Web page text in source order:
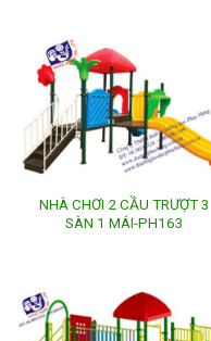
NHÀ CHƠI 2 CẦU TRƯỢT 3
SÀN 1 MÁI-PH163